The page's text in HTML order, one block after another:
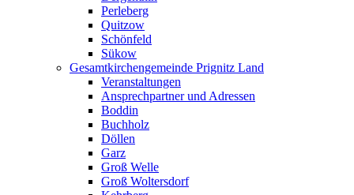
Perleberg
Quitzow
Schönfeld
Sükow
Gesamtkirchengemeinde Prignitz Land
Veranstaltungen
Ansprechpartner und Adressen
Boddin
Buchholz
Döllen
Garz
Groß Welle
Groß Woltersdorf